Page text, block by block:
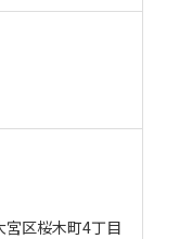
区桜木町4丁目